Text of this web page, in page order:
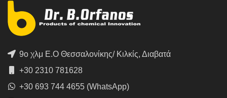
9ο χλμ Ε.Ο Θεσσαλονίκης/ Κιλκίς, Διαβατά
+30 2310 781628
+30 693 744 4655 (WhatsApp)